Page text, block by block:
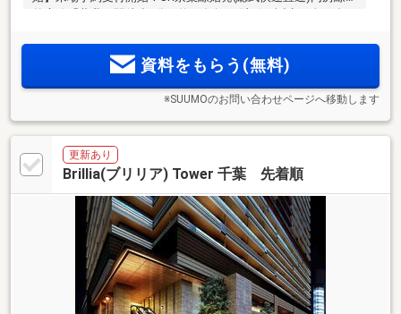
(注2)のZEH-M認定レジデンス、豊富な収納と先進設備を標準
資料をもらう(無料)
※SUUMOのお問い合わせページへ移動します
更新あり
Brillia(ブリリア) Tower 千葉 先着順